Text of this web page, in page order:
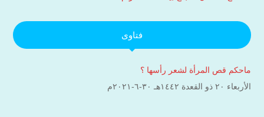
فتاوى
ماحكم قص المرأة لشعر رأسها ؟
الأربعاء ۲۰ ذو القعدة ۱٤٤۲هـ ۳۰-٦-۲۰۲۱م